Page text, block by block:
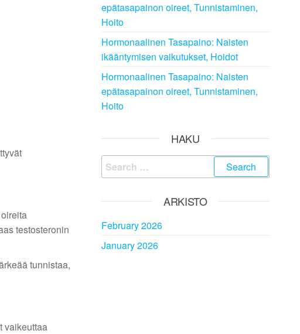
testosteronin
tunnistaa,
vaikeuttaa
epätasapainon oireet, Tunnistaminen,
Hoito
Hormonaalinen Tasapaino: Naisten
ikääntymisen vaikutukset, Hoidot
Hormonaalinen Tasapaino: Naisten
epätasapainon oireet, Tunnistaminen,
Hoito
HAKU
Search
for:
ARKISTO
February 2026
January 2026